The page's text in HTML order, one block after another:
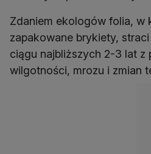
Zdaniem ekologów folia, w
zapakowane brykiety,
ciągu najbliższych 2-3 lat z
wilgotności, mrozu i zmian